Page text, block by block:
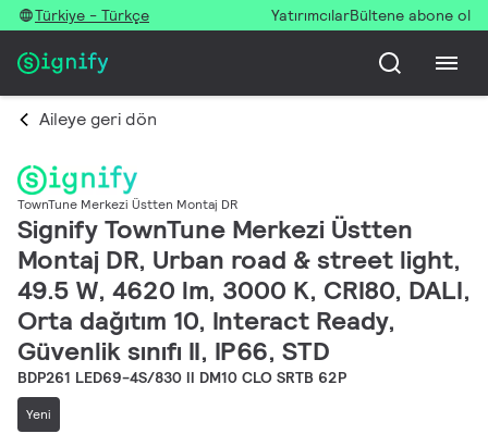
Türkiye - Türkçe YatırımcılarBültene abone ol
Aileye geri dön
TownTune Merkezi Üstten Montaj DR
Signify TownTune Merkezi Üstten
Montaj DR, Urban road & street light,
49.5 W, 4620 lm, 3000 K, CRI80, DALI,
Orta dağıtım 10, Interact Ready,
Güvenlik sınıfı II, IP66, STD
BDP261 LED69-4S/830 II DM10 CLO SRTB 62P
Yeni